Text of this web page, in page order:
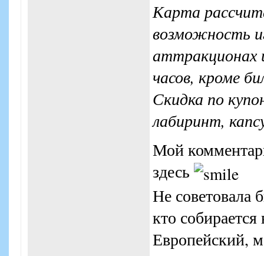
Карта
возможность
аттракционах
часов, кроме
Скидка по
лабиринт,
Мой
здесь
Не советовала
кто
Европейский,